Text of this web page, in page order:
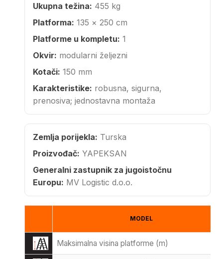
Ukupna težina: 455 kg
Platforma: 135 × 250 cm
Platforme u kompletu: 1
Okvir: modularni željezni
Kotači: 150 mm
Karakteristike: robusna, sigurna,
prenosiva; jednostavna montaža
Zemlja porijekla: Turska
Proizvođač: YAPEKSAN
Generalni zastupnik za jugoistočnu
Europu: MV Logistic d.o.o.
MODEL
Maksimalna visina platforme (m)